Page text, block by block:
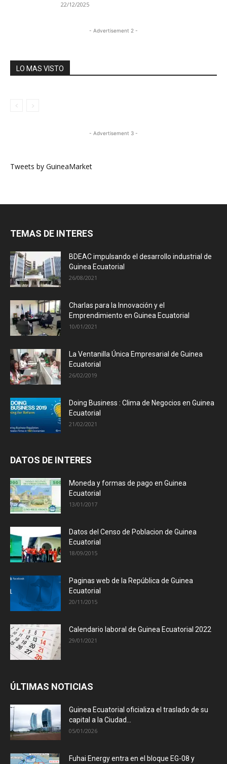
22/12/2025
- Advertisement 2 -
LO MAS VISTO
- Advertisement 3 -
Tweets by GuineaMarket
TEMAS DE INTERES
BDEAC impulsando el desarrollo industrial de
Guinea Ecuatorial
26/08/2021
Charlas para la Innovación y el
Emprendimiento en Guinea Ecuatorial
10/01/2021
La Ventanilla Única Empresarial de Guinea
Ecuatorial
26/02/2019
Doing Business : Clima de Negocios en Guinea
Ecuatorial
21/02/2021
DATOS DE INTERES
Moneda y formas de pago en Guinea
Ecuatorial
13/01/2017
Datos del Censo de Poblacion de Guinea
Ecuatorial
18/09/2015
Paginas web de la República de Guinea
Ecuatorial
20/11/2015
Calendario laboral de Guinea Ecuatorial 2022
29/01/2021
ÚLTIMAS NOTICIAS
Guinea Ecuatorial oficializa el traslado de su
capital a la Ciudad...
05/01/2026
Fuhai Energy entra en el bloque EG-08 y